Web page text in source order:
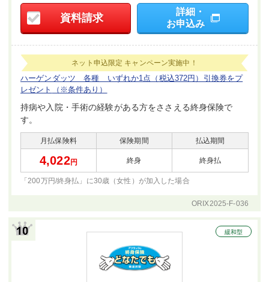
資料請求
詳細・
お申込み
ネット申込限定 キャンペーン実施中！
ハーゲンダッツ 各種 いずれか1点（税込372円）引換券をプ
レゼント
（※条件あり）
持病や入院・手術の経験がある方をささえる終身保険で
す。
月払保険料 保険期間 払込期間
4,022円 終身 終身払
「200万円/終身払」に30歳（女性）が加入した場合
ORIX2025-F-036
緩和型